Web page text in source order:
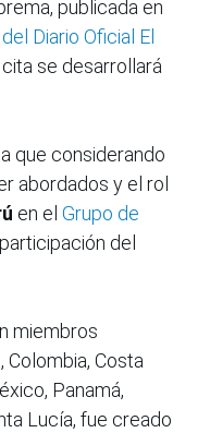
publicada en
Diario Oficial El
se desarrollará
que considerando
abordados y el rol
en el Grupo de
del
miembros
Colombia, Costa
Panamá,
Lucía, fue creado